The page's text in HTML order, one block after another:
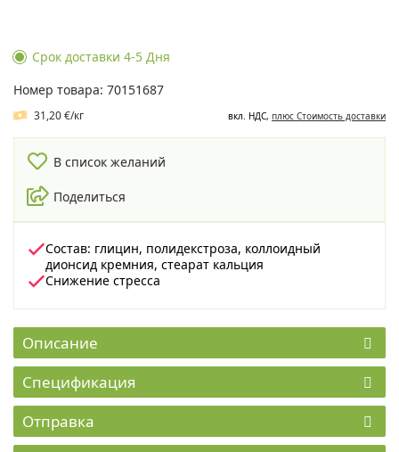
Срок доставки 4-5 Дня
Номер товара: 70151687
31,20 €/кг вкл. НДС, плюс Cтоимость доставки
В список желаний
Поделиться
Состав: глицин, полидекстроза, коллоидный
дионсид кремния, стеарат кальция
Снижение стресса
Описание
Спецификация
Отправка